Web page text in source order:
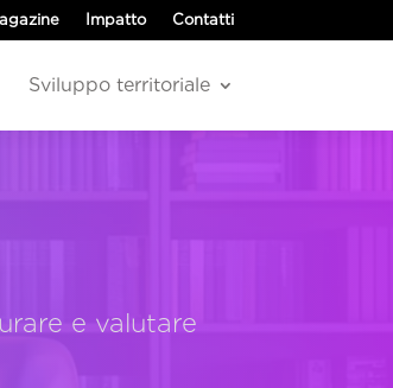
Impatto Contatti
Sviluppo territoriale
e valutare